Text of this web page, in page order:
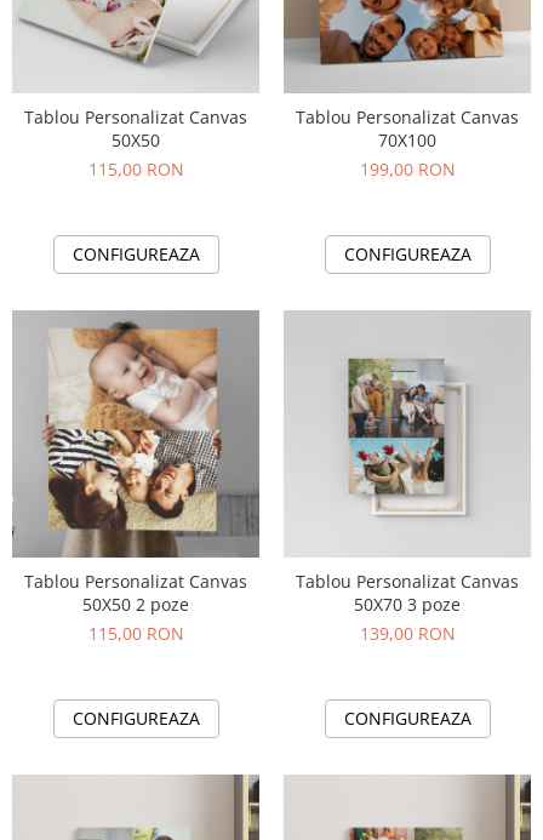
Tablou Personalizat Canvas
50X50
115,00 RON
CONFIGUREAZA
Tablou Personalizat Canvas
70X100
199,00 RON
CONFIGUREAZA
Tablou Personalizat Canvas
50X50 2 poze
115,00 RON
CONFIGUREAZA
Tablou Personalizat Canvas
50X70 3 poze
139,00 RON
CONFIGUREAZA